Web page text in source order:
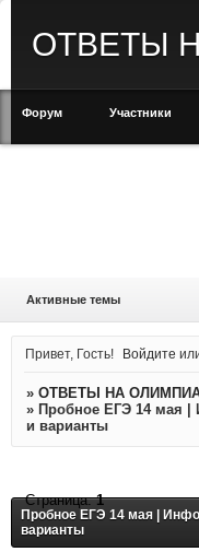
ОТВЕТЫ
Форум Участники
Активные темы
Привет, Гость! Войдите
» ОТВЕТЫ НА
» Пробное ЕГЭ 14 мая
и варианты
Пробное ЕГЭ 14 мая |
варианты
Страница:1